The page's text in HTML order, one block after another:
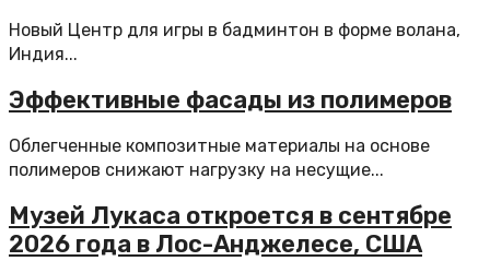
Новый Центр для игры в бадминтон в форме волана,
Индия...
Эффективные фасады из полимеров
Облегченные композитные материалы на основе
полимеров снижают нагрузку на несущие...
Музей Лукаса откроется в сентябре
2026 года в Лос-Анджелесе, США